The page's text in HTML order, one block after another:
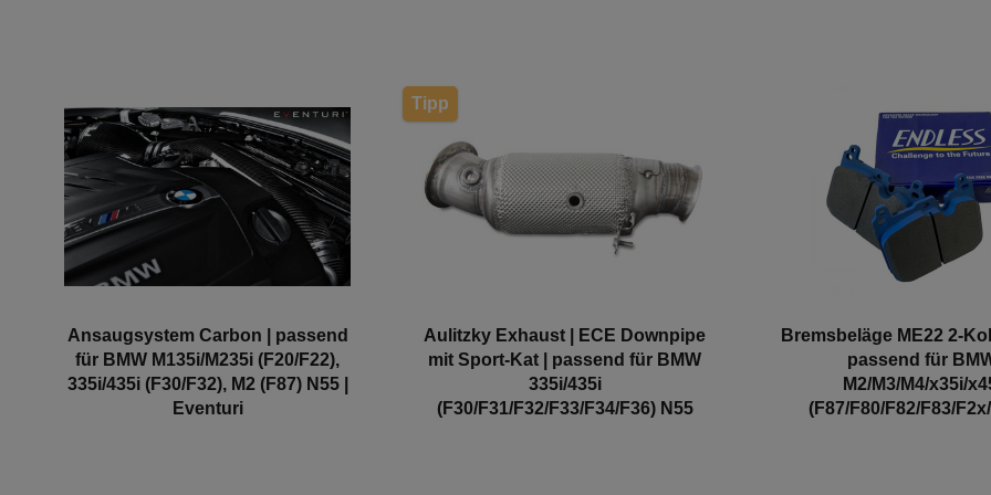
Ansaugsystem Carbon | passend
für BMW M135i/M235i (F20/F22),
335i/435i (F30/F32), M2 (F87) N55 |
Eventuri
Tipp
Aulitzky Exhaust | ECE Downpipe
mit Sport-Kat | passend für BMW
335i/435i
(F30/F31/F32/F33/F34/F36) N55
Bremsbeläge ME22 2-
passend für
M2/M3/M4/x35i/
(F87/F80/F82/F83/